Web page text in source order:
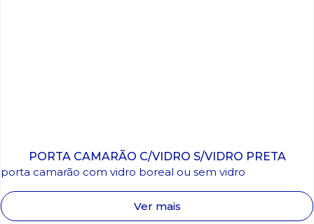
PORTA CAMARÃO C/VIDRO S/VIDRO PRETA
porta camarão com vidro boreal ou sem vidro
Ver mais